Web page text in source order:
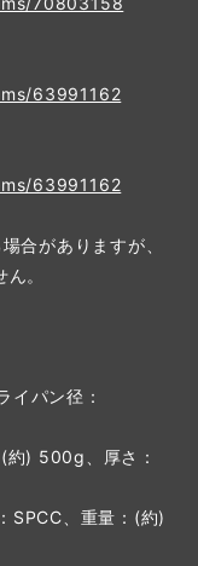
63991162
63991162
合がありますが、
。
パン径：
500g、厚さ：
、重量：(約)